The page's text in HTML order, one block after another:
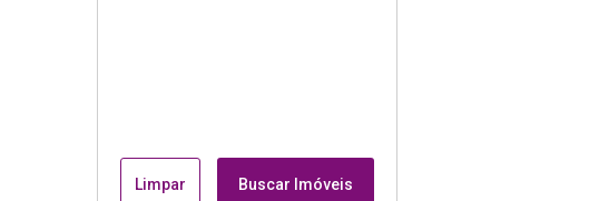
Limpar Buscar Imóveis